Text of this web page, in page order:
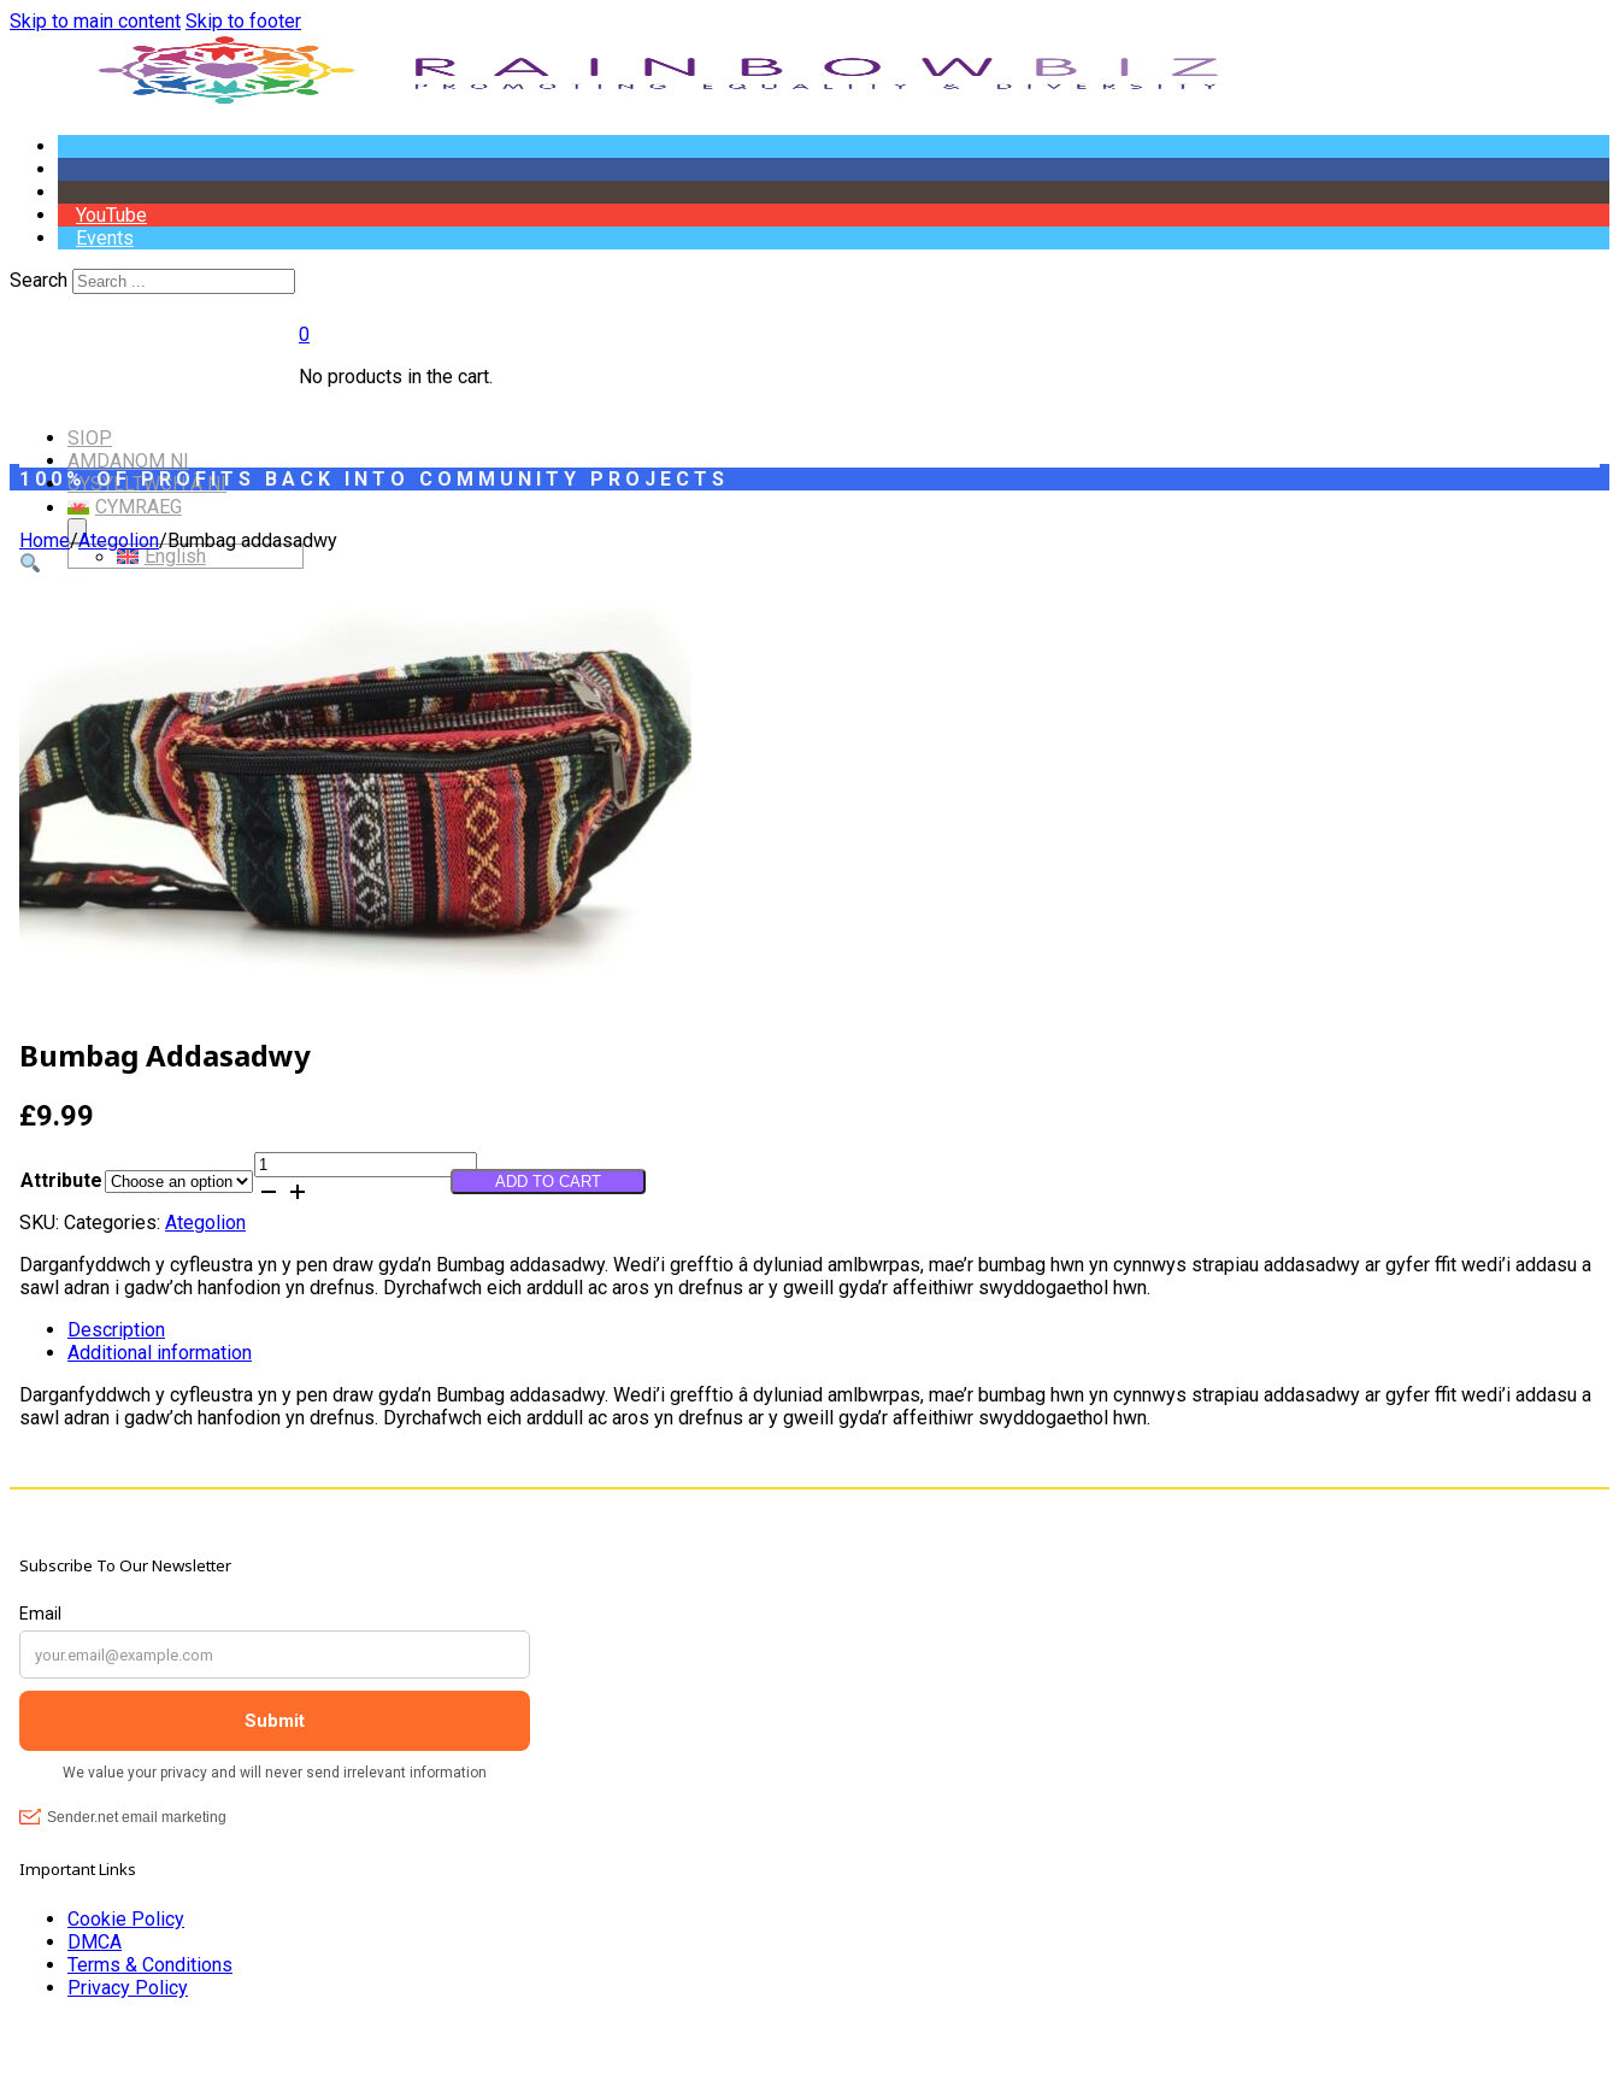
Skip to main content Skip to footer
YouTube
Events
Search
0
No products in the cart.
SIOP
AMDANOM NI
CYSYLLTWCH Â NI
CYMRAEG
English
CYSYLLTWCH Â NI
CYMRAEG
English
100% OF PROFITS BACK INTO COMMUNITY PROJECTS
Home/Ategolion/Bumbag addasadwy
Bumbag Addasadwy
£9.99
Attribute
Bumbag
addasadwy
ADD TO CART
SKU: Categories: Ategolion
Darganfyddwch y cyfleustra yn y pen draw gyda’n Bumbag addasadwy. Wedi’i grefftio â dyluniad amlbwrpas, mae’r bumbag hwn yn cynnwys strapiau addasadwy ar gyfer ffit wedi’i addasu a
sawl adran i gadw’ch hanfodion yn drefnus. Dyrchafwch eich arddull ac aros yn drefnus ar y gweill gyda’r affeithiwr swyddogaethol hwn.
Description
Additional information
Darganfyddwch y cyfleustra yn y pen draw gyda’n Bumbag addasadwy. Wedi’i grefftio â dyluniad amlbwrpas, mae’r bumbag hwn yn cynnwys strapiau addasadwy ar gyfer ffit wedi’i addasu a
sawl adran i gadw’ch hanfodion yn drefnus. Dyrchafwch eich arddull ac aros yn drefnus ar y gweill gyda’r affeithiwr swyddogaethol hwn.
Subscribe To Our Newsletter
Important Links
Cookie Policy
DMCA
Terms & Conditions
Privacy Policy